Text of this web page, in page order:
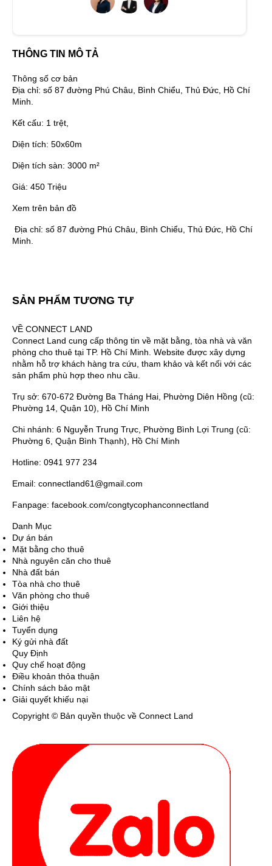
THÔNG TIN MÔ TẢ
Thông số cơ bản
Địa chỉ: số 87 đường Phú Châu, Bình Chiểu, Thủ Đức, Hồ Chí
Minh.
Kết cấu: 1 trệt,
Diện tích: 50x60m
Diện tích sàn: 3000 m²
Giá: 450 Triệu
Xem trên bản đồ
Địa chỉ: số 87 đường Phú Châu, Bình Chiểu, Thủ Đức, Hồ Chí
Minh.
SẢN PHẨM TƯƠNG TỰ
VỀ CONNECT LAND
Connect Land cung cấp thông tin về mặt bằng, tòa nhà và văn
phòng cho thuê tại TP. Hồ Chí Minh. Website được xây dựng
nhằm hỗ trợ khách hàng tra cứu, tham khảo và kết nối với các
sản phẩm phù hợp theo nhu cầu.
Trụ sở: 670-672 Đường Ba Tháng Hai, Phường Diên Hồng (cũ:
Phường 14, Quận 10), Hồ Chí Minh
Chi nhánh: 6 Nguyễn Trung Trực, Phường Bình Lợi Trung (cũ:
Phường 6, Quận Bình Thạnh), Hồ Chí Minh
Hotline: 0941 977 234
Email: connectland61@gmail.com
Fanpage: facebook.com/congtycophanconnectland
Danh Mục
Dự án bán
Mặt bằng cho thuê
Nhà nguyên căn cho thuê
Nhà đất bán
Tòa nhà cho thuê
Văn phòng cho thuê
Giới thiệu
Liên hệ
Tuyển dụng
Ký gửi nhà đất
Quy Định
Quy chế hoạt động
Điều khoản thỏa thuận
Chính sách bảo mật
Giải quyết khiếu nại
Copyright © Bản quyền thuộc về Connect Land